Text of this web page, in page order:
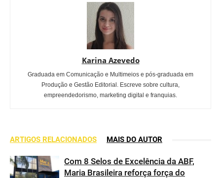
Karina Azevedo
Graduada em Comunicação e Multimeios e pós-graduada em
Produção e Gestão Editorial. Escreve sobre cultura,
empreendedorismo, marketing digital e franquias.
ARTIGOS RELACIONADOS MAIS DO AUTOR
Com 8 Selos de Excelência da ABF,
Maria Brasileira reforça força do